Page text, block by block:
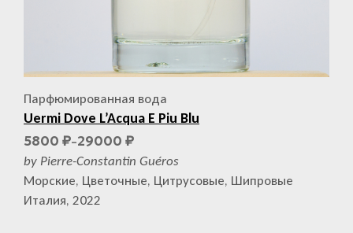
Парфюмированная вода
Uermi Dove L’Acqua E Piu Blu
5800 ₽–29000 ₽
by Pierre-Constantin Guéros
Морские, Цветочные, Цитрусовые, Шипровые
Италия, 2022